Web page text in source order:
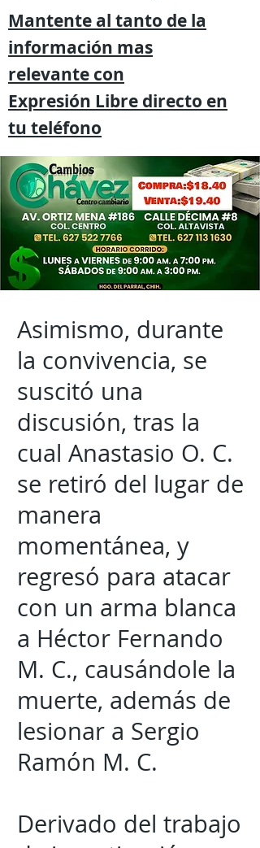
Mantente al tanto de la
información mas
relevante con
Expresión Libre directo en
tu teléfono
Asimismo, durante
la convivencia, se
suscitó una
discusión, tras la
cual Anastasio O. C.
se retiró del lugar de
manera
momentánea, y
regresó para atacar
con un arma blanca
a Héctor Fernando
M. C., causándole la
muerte, además de
lesionar a Sergio
Ramón M. C.
Derivado del trabajo